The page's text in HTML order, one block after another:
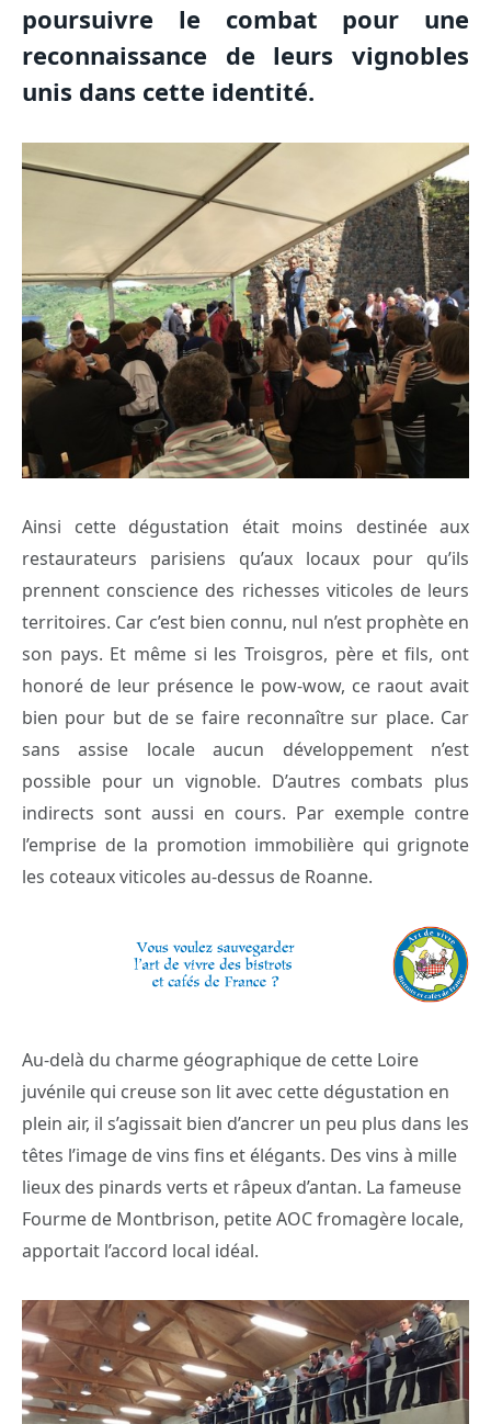
poursuivre le combat pour une
reconnaissance de leurs vignobles
unis dans cette identité.
Ainsi cette dégustation était moins destinée aux
restaurateurs parisiens qu’aux locaux pour qu’ils
prennent conscience des richesses viticoles de leurs
territoires. Car c’est bien connu, nul n’est prophète en
son pays. Et même si les Troisgros, père et fils, ont
honoré de leur présence le pow-wow, ce raout avait
bien pour but de se faire reconnaître sur place. Car
sans assise locale aucun développement n’est
possible pour un vignoble. D’autres combats plus
indirects sont aussi en cours. Par exemple contre
l’emprise de la promotion immobilière qui grignote
les coteaux viticoles au-dessus de Roanne.
Au-delà du charme géographique de cette Loire
juvénile qui creuse son lit avec cette dégustation en
plein air, il s’agissait bien d’ancrer un peu plus dans les
têtes l’image de vins fins et élégants. Des vins à mille
lieux des pinards verts et râpeux d’antan. La fameuse
Fourme de Montbrison, petite AOC fromagère locale,
apportait l’accord local idéal.